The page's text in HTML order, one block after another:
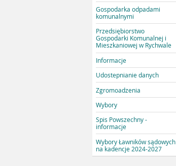
Gospodarka odpadami
komunalnymi
Przedsiębiorstwo
Gospodarki Komunalnej i
Mieszkaniowej w Rychwale
Informacje
Udostepnianie danych
Zgromoadzenia
Wybory
Spis Powszechny -
informacje
Wybory Ławników sądowych
na kadencje 2024-2027